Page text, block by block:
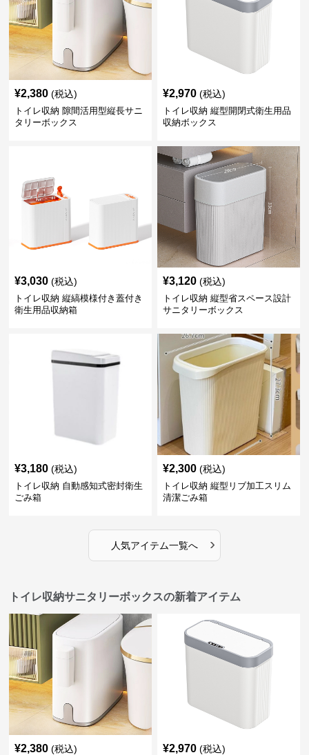
¥2,380 (税込)
トイレ収納 隙間活用型縦長サニ
タリーボックス
¥2,970 (税込)
トイレ収納 縦型開閉式衛生用品
収納ボックス
¥3,030 (税込)
トイレ収納 縦縞模様付き蓋付き
衛生用品収納箱
¥3,120 (税込)
トイレ収納 縦型省スペース設計
サニタリーボックス
¥3,180 (税込)
トイレ収納 自動感知式密封衛生
ごみ箱
¥2,300 (税込)
トイレ収納 縦型リブ加工スリム
清潔ごみ箱
人気アイテム一覧へ ›
トイレ収納サニタリーボックスの新着アイテム
¥2,380 (税込) ¥2,970 (税込)